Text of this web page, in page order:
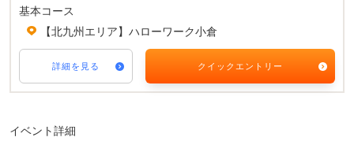
基本コース
【北九州エリア】ハローワーク小倉
詳細を見る クイックエントリー
イベント詳細